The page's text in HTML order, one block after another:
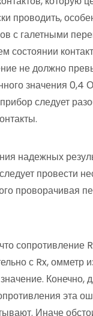
проводить,
с галетными
состоянии
не должно
значения 0,4
следует
надежных
провести
проворачивая
сопротивление
с Rx, омметр
Конечно,
эта
Иначе